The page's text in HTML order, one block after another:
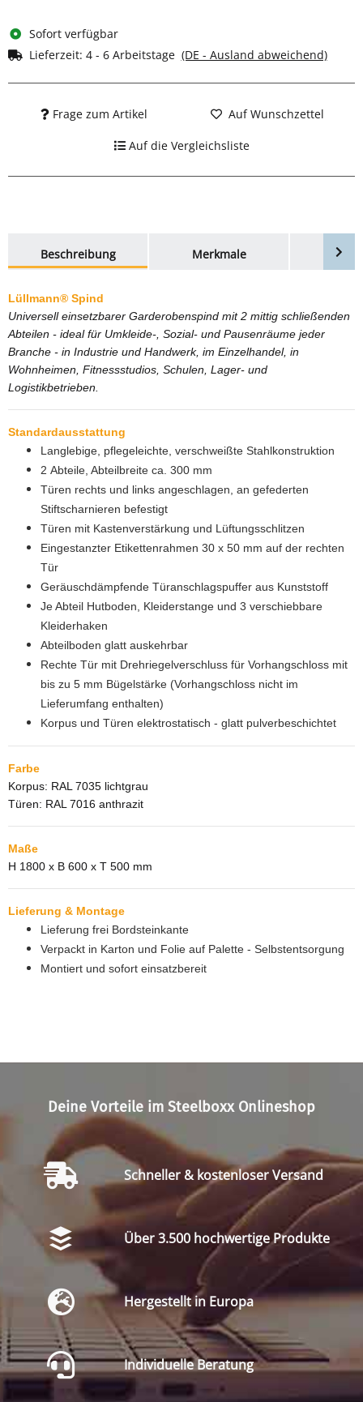
Sofort verfügbar
Lieferzeit: 4 - 6 Arbeitstage (DE - Ausland abweichend)
Frage zum Artikel Auf Wunschzettel
Auf die Vergleichsliste
Beschreibung
Merkmale
Lüllmann® Spind
Universell einsetzbarer Garderobenspind mit 2 mittig schließenden
Abteilen - ideal für Umkleide-, Sozial- und Pausenräume jeder
Branche - in Industrie und Handwerk, im Einzelhandel, in
Wohnheimen, Fitnessstudios, Schulen, Lager- und
Logistikbetrieben.
Standardausstattung
Langlebige, pflegeleichte, verschweißte Stahlkonstruktion
2 Abteile, Abteilbreite ca. 300 mm
Türen rechts und links angeschlagen, an gefederten
Stiftscharnieren befestigt
Türen mit Kastenverstärkung und Lüftungsschlitzen
Eingestanzter Etikettenrahmen 30 x 50 mm auf der rechten
Tür
Geräuschdämpfende Türanschlagspuffer aus Kunststoff
Je Abteil Hutboden, Kleiderstange und 3 verschiebbare
Kleiderhaken
Abteilboden glatt auskehrbar
Rechte Tür mit Drehriegelverschluss für Vorhangschloss mit
bis zu 5 mm Bügelstärke (Vorhangschloss nicht im
Lieferumfang enthalten)
Korpus und Türen elektrostatisch - glatt pulverbeschichtet
Farbe
Korpus: RAL 7035 lichtgrau
Türen: RAL 7016 anthrazit
Maße
H 1800 x B 600 x T 500 mm
Lieferung & Montage
Lieferung frei Bordsteinkante
Verpackt in Karton und Folie auf Palette - Selbstentsorgung
Montiert und sofort einsatzbereit
Deine Vorteile im Steelboxx Onlineshop
Schneller & kostenloser Versand
Über 3.500 hochwertige Produkte
Hergestellt in Europa
Individuelle Beratung